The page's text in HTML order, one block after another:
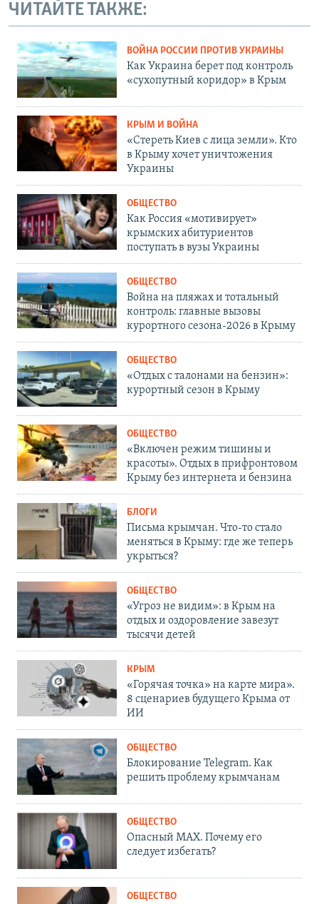
ЧИТАЙТЕ ТАКЖЕ:
ВОЙНА РОССИИ ПРОТИВ УКРАИНЫ
Как Украина берет под контроль
«сухопутный коридор» в Крым
КРЫМ И ВОЙНА
«Стереть Киев с лица земли». Кто
в Крыму хочет уничтожения
Украины
ОБЩЕСТВО
Как Россия «мотивирует»
крымских абитуриентов
поступать в вузы Украины
ОБЩЕСТВО
Война на пляжах и тотальный
контроль: главные вызовы
курортного сезона-2026 в Крыму
ОБЩЕСТВО
«Отдых с талонами на бензин»:
курортный сезон в Крыму
ОБЩЕСТВО
«Включен режим тишины и
красоты». Отдых в прифронтовом
Крыму без интернета и бензина
БЛОГИ
Письма крымчан. Что-то стало
меняться в Крыму: где же теперь
укрыться?
ОБЩЕСТВО
«Угроз не видим»: в Крым на
отдых и оздоровление завезут
тысячи детей
КРЫМ
«Горячая точка» на карте мира».
8 сценариев будущего Крыма от
ИИ
ОБЩЕСТВО
Блокирование Telegram. Как
решить проблему крымчанам
ОБЩЕСТВО
Опасный MAX. Почему его
следует избегать?
ОБЩЕСТВО